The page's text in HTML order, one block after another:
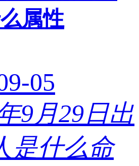
属性
05